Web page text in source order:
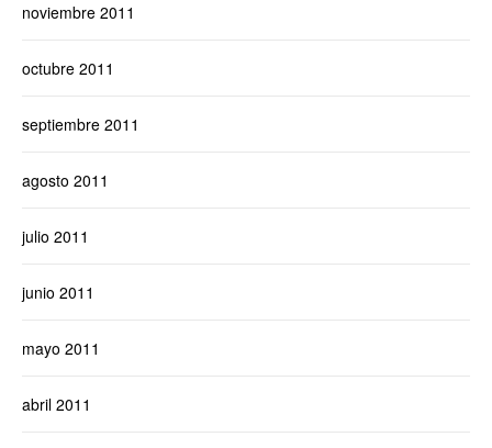
noviembre 2011
octubre 2011
septiembre 2011
agosto 2011
julio 2011
junio 2011
mayo 2011
abril 2011